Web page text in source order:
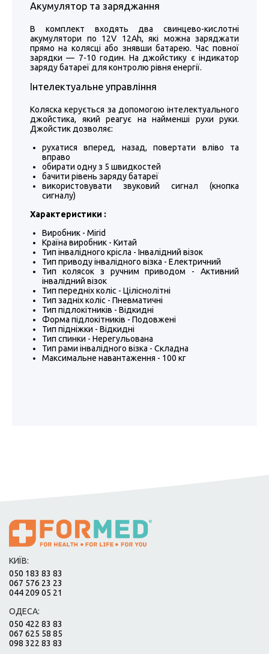
Акумулятор та заряджання
В комплект входять два свинцево-кислотні
акумулятори по 12V 12Ah, які можна заряджати
прямо на колясці або знявши батарею. Час повної
зарядки — 7-10 годин. На джойстику є індикатор
заряду батареї для контролю рівня енергії.
Інтелектуальне управління
Коляска керується за допомогою інтелектуального
джойстика, який реагує на найменші рухи руки.
Джойстик дозволяє:
рухатися вперед, назад, повертати вліво та
вправо
обирати одну з 5 швидкостей
бачити рівень заряду батареї
використовувати звуковий сигнал (кнопка
сигналу)
Характеристики :
Виробник - Mirid
Країна виробник - Китай
Тип інвалідного крісла - Інвалідний візок
Тип приводу інвалідного візка - Електричний
Тип колясок з ручним приводом - Активний
інвалідний візок
Тип передніх коліс - Ціліснолітні
Тип задніх коліс - Пневматичні
Тип підлокітників - Відкидні
Форма підлокітників - Подовжені
Тип підніжки - Відкидні
Тип спинки - Нерегульована
Тип рами інвалідного візка - Складна
Максимальне навантаження - 100 кг
КИЇВ:
050 183 83 83
067 576 23 23
044 209 05 21
ОДЕСА:
050 422 83 83
067 625 58 85
098 322 83 83